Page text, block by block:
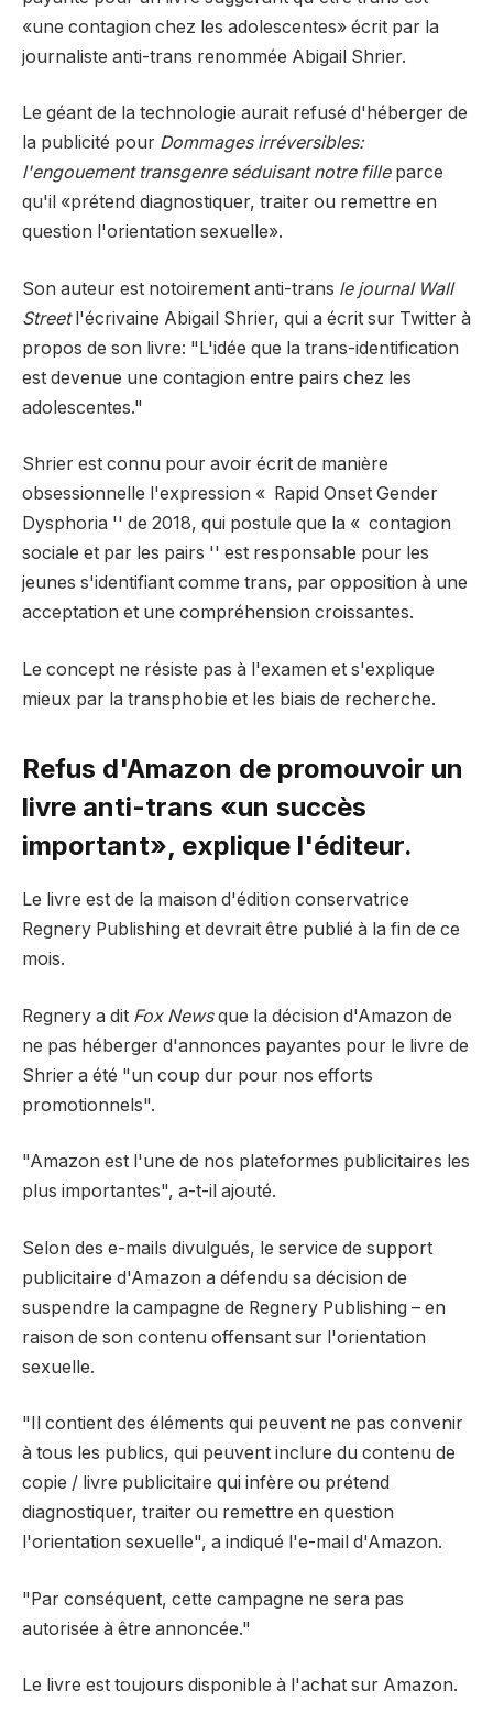
«une contagion chez les adolescentes» écrit par la
journaliste anti-trans renommée Abigail Shrier.
Le géant de la technologie aurait refusé d'héberger de
la publicité pour Dommages irréversibles:
l'engouement transgenre séduisant notre fille parce
qu'il «prétend diagnostiquer, traiter ou remettre en
question l'orientation sexuelle».
Son auteur est notoirement anti-trans le journal Wall
Streetl'écrivaine Abigail Shrier, qui a écrit sur Twitter à
propos de son livre: "L'idée que la trans-identification
est devenue une contagion entre pairs chez les
adolescentes."
Shrier est connu pour avoir écrit de manière
obsessionnelle l'expression « Rapid Onset Gender
Dysphoria '' de 2018, qui postule que la « contagion
sociale et par les pairs '' est responsable pour les
jeunes s'identifiant comme trans, par opposition à une
acceptation et une compréhension croissantes.
Le concept ne résiste pas à l'examen et s'explique
mieux par la transphobie et les biais de recherche.
Refus d'Amazon de promouvoir un
livre anti-trans «un succès
important», explique l'éditeur.
Le livre est de la maison d'édition conservatrice
Regnery Publishing et devrait être publié à la fin de ce
mois.
Regnery a dit Fox Newsque la décision d'Amazon de
ne pas héberger d'annonces payantes pour le livre de
Shrier a été "un coup dur pour nos efforts
promotionnels".
"Amazon est l'une de nos plateformes publicitaires les
plus importantes", a-t-il ajouté.
Selon des e-mails divulgués, le service de support
publicitaire d'Amazon a défendu sa décision de
suspendre la campagne de Regnery Publishing – en
raison de son contenu offensant sur l'orientation
sexuelle.
"Il contient des éléments qui peuvent ne pas convenir
à tous les publics, qui peuvent inclure du contenu de
copie / livre publicitaire qui infère ou prétend
diagnostiquer, traiter ou remettre en question
l'orientation sexuelle", a indiqué l'e-mail d'Amazon.
"Par conséquent, cette campagne ne sera pas
autorisée à être annoncée."
Le livre est toujours disponible à l'achat sur Amazon.